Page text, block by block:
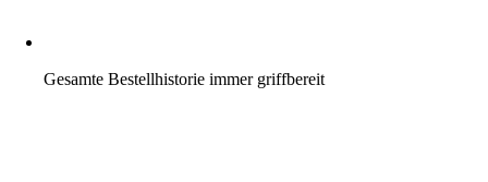
Gesamte Bestellhistorie immer griffbereit